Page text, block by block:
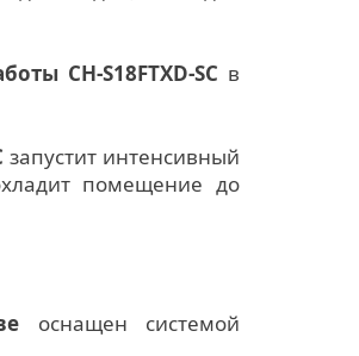
CH-S18FTXD-SC в
запустит интенсивный
помещение до
оснащен системой